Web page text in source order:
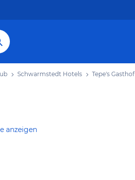
Schwarmstedt Hotels Tepe's Gasthof
anzeigen